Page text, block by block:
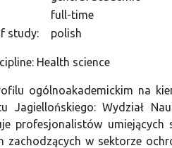
full-time
study:
polish
Health science
ogólnoakademickim na
Jagiellońskiego: Wydział
profesjonalistów
zachodzących w sektorze